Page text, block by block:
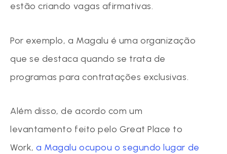
estão criando vagas afirmativas.
Por exemplo, a Magalu é uma organização
que se destaca quando se trata de
programas para contratações exclusivas.
Além disso, de acordo com um
levantamento feito pelo Great Place to
Work,a Magalu ocupou o segundo lugar de